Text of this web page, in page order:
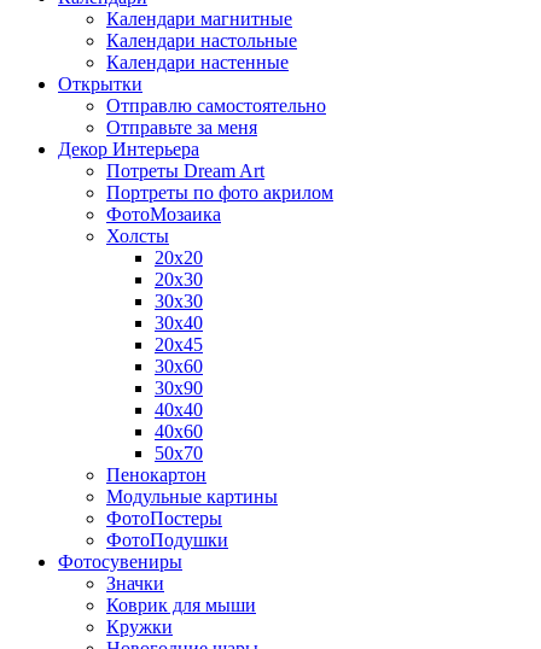
Календари магнитные
Календари настольные
Календари настенные
Открытки
Отправлю самостоятельно
Отправьте за меня
Декор Интерьера
Потреты Dream Art
Портреты по фото акрилом
ФотоМозаика
Холсты
20х20
20х30
30х30
30х40
20х45
30х60
30х90
40х40
40х60
50х70
Пенокартон
Модульные картины
ФотоПостеры
ФотоПодушки
Фотоcувениры
Значки
Коврик для мыши
Кружки